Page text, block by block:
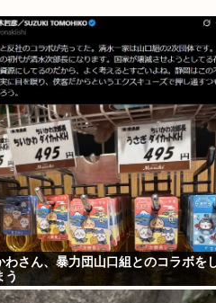
わさん、暴力団山口組とのコラボを
う